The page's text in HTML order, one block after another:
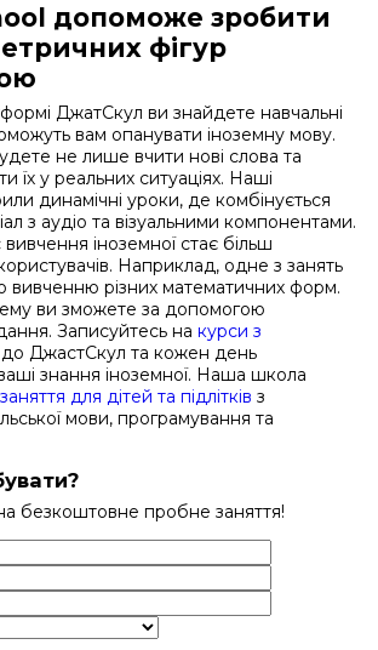
допоможе зробити
фігур
ДжатСкул ви знайдете навчальні
вам опанувати іноземну мову.
не лише вчити нові слова та
їх у реальних ситуаціях. Наші
динамічні уроки, де комбінується
з аудіо та візуальними компонентами.
іноземної стає більш
Наприклад, одне з занять
вивченню різних математичних форм.
ви зможете за допомогою
Записуйтесь на курси з
до ДжастСкул та кожен день
знання іноземної. Наша школа
заняття для дітей та підлітків з
мови, програмування та
безкоштовне пробне заняття!